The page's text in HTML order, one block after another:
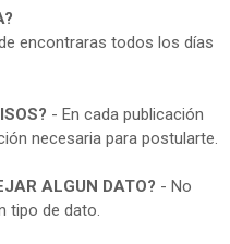
encontraras todos los días
- En cada publicación
necesaria para postularte.
ALGUN DATO? - No
tipo de dato.